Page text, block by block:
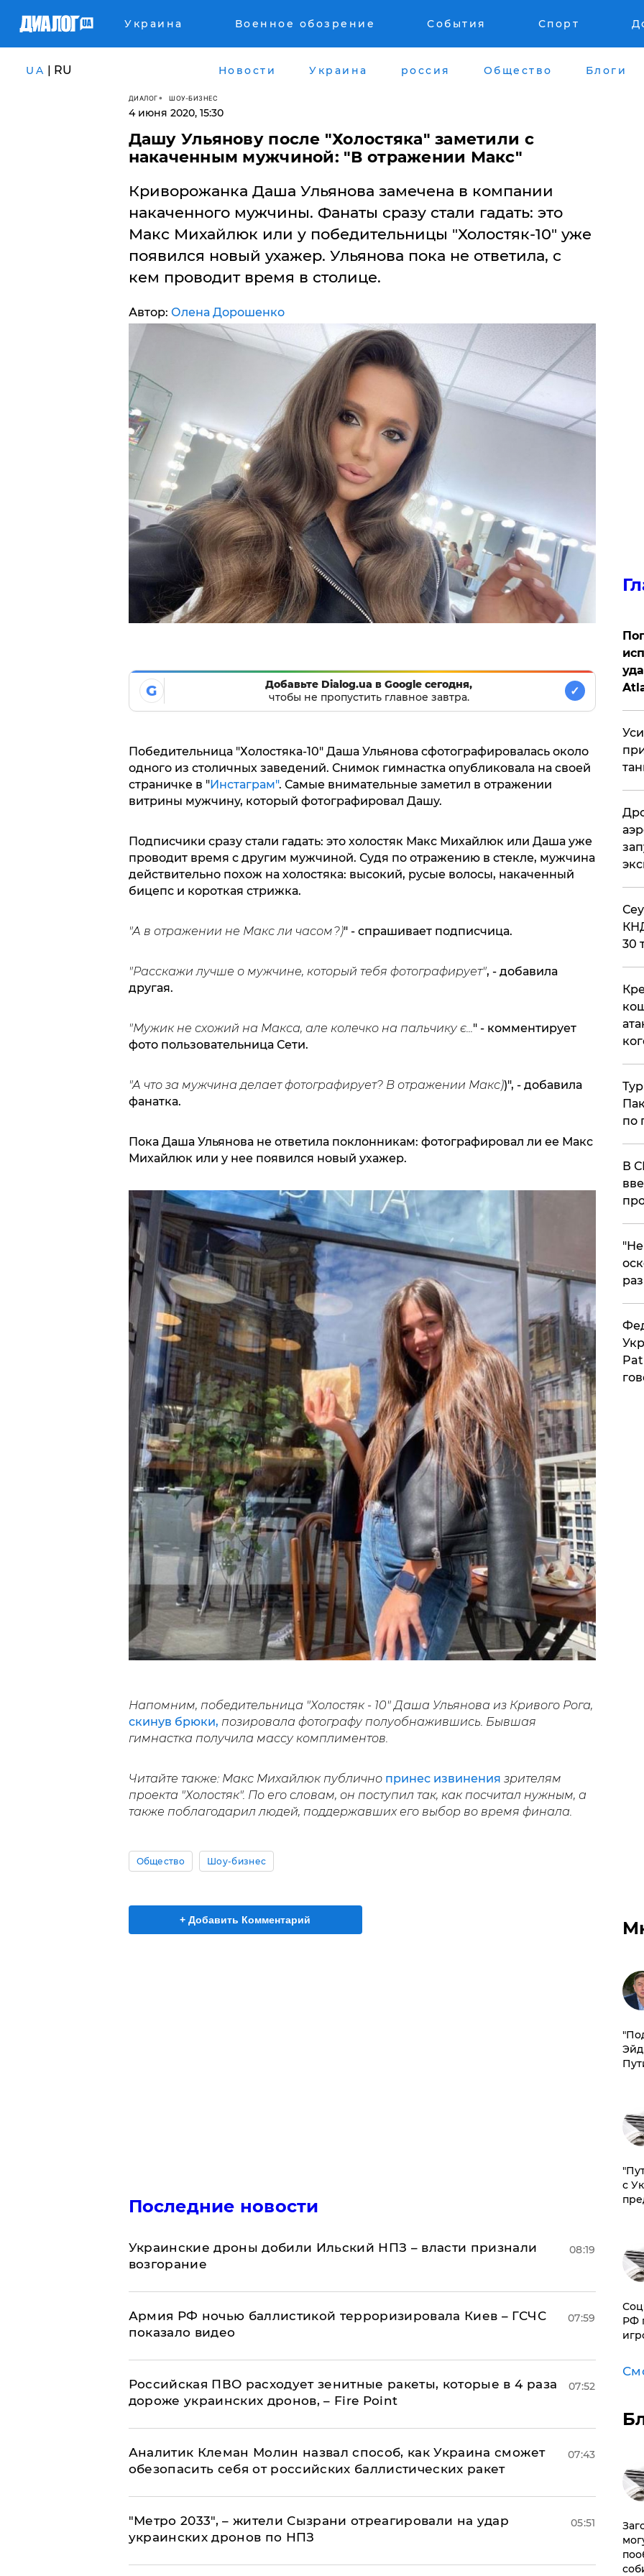
Украина Военное обозрение События Спорт
UA | RU Новости Украина россия Общество Блоги
ДИАЛОГ ШОУ-БИЗНЕС
4 июня 2020, 15:30
Дашу Ульянову после "Холостяка" заметили с
накаченным мужчиной: "В отражении Макс"
Криворожанка Даша Ульянова замечена в компании
накаченного мужчины. Фанаты сразу стали гадать: это
Макс Михайлюк или у победительницы "Холостяк-10" уже
появился новый ухажер. Ульянова пока не ответила, с
кем проводит время в столице.
Автор: Олена Дорошенко
G
Добавьте Dialog.ua в Google сегодня,
чтобы не пропустить главное завтра.
✓
Победительница "Холостяка-10" Даша Ульянова сфотографировалась около
одного из столичных заведений. Снимок гимнастка опубликовала на своей
страничке в "Инстаграм". Самые внимательные заметил в отражении
витрины мужчину, который фотографировал Дашу.
Подписчики сразу стали гадать: это холостяк Макс Михайлюк или Даша уже
проводит время с другим мужчиной. Судя по отражению в стекле, мужчина
действительно похож на холостяка: высокий, русые волосы, накаченный
бицепс и короткая стрижка.
"А в отражении не Макс ли часом?)" - спрашивает подписчица.
"Расскажи лучше о мужчине, который тебя фотографирует", - добавила
другая.
"Мужик не схожий на Макса, але колечко на пальчику є..." - комментирует
фото пользовательница Сети.
"А что за мужчина делает фотографирует? В отражении Макс))", - добавила
фанатка.
Пока Даша Ульянова не ответила поклонникам: фотографировал ли ее Макс
Михайлюк или у нее появился новый ухажер.
Напомним, победительница "Холостяк - 10" Даша Ульянова из Кривого Рога,
скинув брюки, позировала фотографу полуобнажившись. Бывшая
гимнастка получила массу комплиментов.
Читайте также: Макс Михайлюк публичнопринес извинения зрителям
проекта "Холостяк". По его словам, он поступил так, как посчитал нужным, а
также поблагодарил людей, поддержавших его выбор во время финала.
Общество Шоу-бизнес
+ Добавить Комментарий
Последние новости
Украинские дроны добили Ильский НПЗ – власти признали
возгорание
08:19
Армия РФ ночью баллистикой терроризировала Киев – ГСЧС
показало видео
07:59
Российская ПВО расходует зенитные ракеты, которые в 4 раза
дороже украинских дронов, – Fire Point
07:52
Аналитик Клеман Молин назвал способ, как Украина сможет
обезопасить себя от российских баллистических ракет
07:43
"Метро 2033", – жители Сызрани отреагировали на удар
украинских дронов по НПЗ
05:51
30
по
В
с
РФ